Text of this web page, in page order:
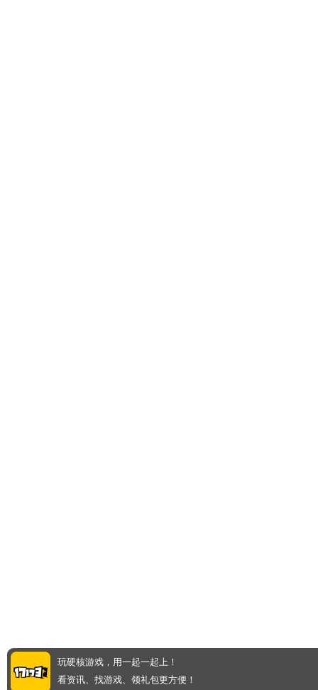
玩硬核游戏，用一起一起上！
看资讯、找游戏、领礼包更方便！